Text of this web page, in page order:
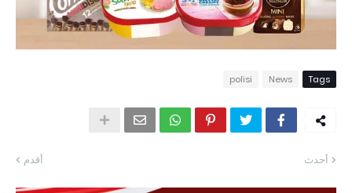
Tags
News
polisi
أحدث أقدم